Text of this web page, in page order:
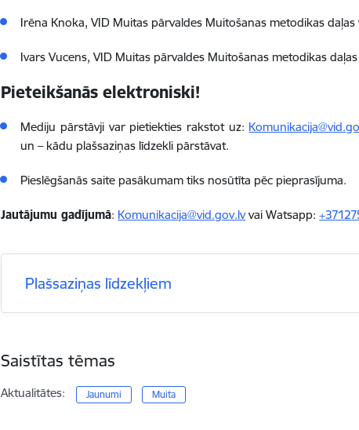
Irēna Knoka, VID Muitas pārvaldes Muitošanas metodikas daļas
Ivars Vucens, VID Muitas pārvaldes Muitošanas metodikas
Pieteikšanās elektroniski!
Mediju pārstāvji var pietiekties rakstot uz:
un – kādu plašsaziņas līdzekli pārstāvat.
Pieslēgšanās saite pasākumam tiks nosūtīta pēc pieprasījuma.
Jautājumu gadījumā: Komunikacija@vid.gov.lvvai Watsapp:
Plašsaziņas līdzekļiem
Saistītas tēmas
Aktualitātes: Jaunumi Muita